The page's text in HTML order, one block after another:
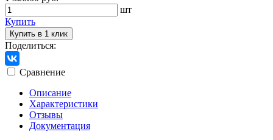
шт
Купить
Купить в 1 клик
Поделиться:
Сравнение
Описание
Характеристики
Отзывы
Документация